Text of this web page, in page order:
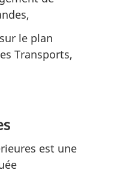
le plan
Transports,
est une